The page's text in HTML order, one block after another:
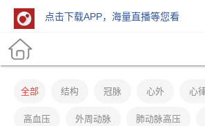
点击下载APP，海量直播等您看
全部 结构 冠脉 心外 心
高血压 外周动脉 肺动脉高压